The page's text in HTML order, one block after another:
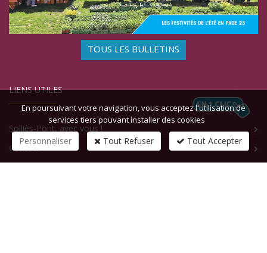
TOUS LES BULLETINS
LIENS UTILES
Solliès-Pont, avec vous !
Contact
En poursuivant votre navigation, vous acceptez l'utilisation de
services tiers pouvant installer des cookies
Personnaliser Tout Refuser Tout Accepter